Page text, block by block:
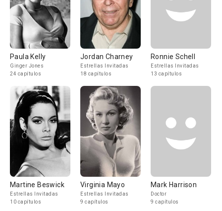
Paula Kelly
Ginger Jones
24 capítulos
Jordan Charney
Estrellas Invitadas
18 capítulos
Ronnie Schell
Estrellas Invitadas
13 capítulos
Martine Beswick
Estrellas Invitadas
10 capítulos
Virginia Mayo
Estrellas Invitadas
9 capítulos
Mark Harrison
Doctor
9 capítulos